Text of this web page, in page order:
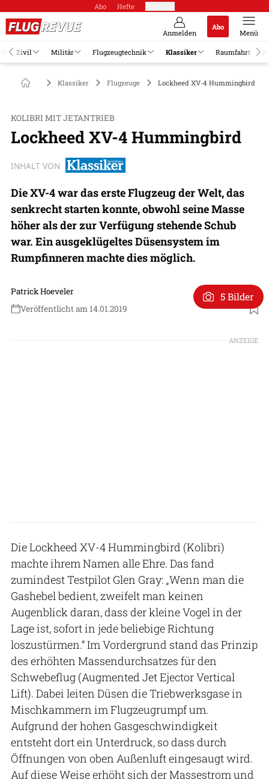
Abo Hefte
Anmelden
Abo
Menü
Zivil Militär Flugzeugtechnik Klassiker Raumfahrt
Klassiker Flugzeuge Lockheed XV-4 Hummingbird
KOLIBRI MIT JETANTRIEB
Lockheed XV-4 Hummingbird
INHALT VON
Die XV-4 war das erste Flugzeug der Welt, das
senkrecht starten konnte, obwohl seine Masse
höher als der zur Verfügung stehende Schub
war. Ein ausgeklügeltes Düsensystem im
Rumpfinneren machte dies möglich.
Patrick Hoeveler
Veröffentlicht am 14.01.2019
5 Bilder
ANZEIGE
Die Lockheed XV-4 Hummingbird (Kolibri)
machte ihrem Namen alle Ehre. Das fand
zumindest Testpilot Glen Gray: „Wenn man die
Gashebel bedient, zweifelt man keinen
Augenblick daran, dass der kleine Vogel in der
Lage ist, sofort in jede beliebige Richtung
loszustürmen.“ Im Vordergrund stand das Prinzip
des erhöhten Massendurchsatzes für den
Schwebeflug (Augmented Jet Ejector Vertical
Lift). Dabei leiten Düsen die Triebwerksgase in
Mischkammern im Flugzeugrumpf um.
Aufgrund der hohen Gasgeschwindigkeit
entsteht dort ein Unterdruck, so dass durch
Öffnungen von oben Außenluft eingesaugt wird.
Auf diese Weise erhöht sich der Massestrom und